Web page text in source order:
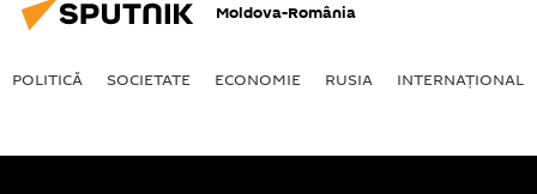
Moldova-România
POLITICĂ SOCIETATE ECONOMIE RUSIA INTERNAŢIONAL